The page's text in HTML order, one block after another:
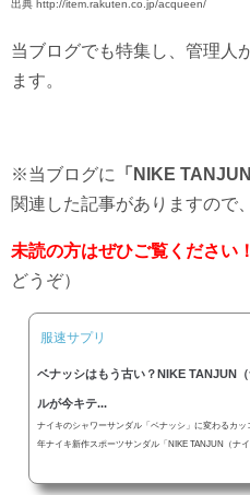
出典 http://item.rakuten.co.jp/acqueen/
当ブログでも特集し、管理人
ます。
※当ブログに 「 NIKE
関連した記事がありますので、
未読の方はぜひご覧ください！
どうぞ）
服速サプリ
ベナッシはもう古い？NIKE TANJUN
ルが今キテ...
ナイキのシャワーサンダル「ベナッシ」に変わるカ
年ナイキ新作スポーツサンダル「NIKE TANJUN（ナ